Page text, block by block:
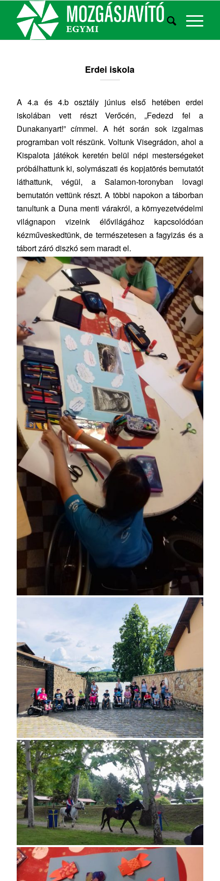
Erdei iskola
A 4.a és 4.b osztály június első hetében erdei
iskolában vett részt Verőcén, „Fedezd fel a
Dunakanyart!” címmel. A hét során sok izgalmas
programban volt részünk. Voltunk Visegrádon, ahol a
Kispalota játékok keretén belül népi mesterségeket
próbálhattunk ki, solymászati és kopjatörés bemutatót
láthattunk, végül, a Salamon-toronyban lovagi
bemutatón vettünk részt. A többi napokon a táborban
tanultunk a Duna menti várakról, a környezetvédelmi
világnapon vizeink élővilágához kapcsolódóan
kézműveskedtünk, de természetesen a fagyizás és a
tábort záró diszkó sem maradt el.